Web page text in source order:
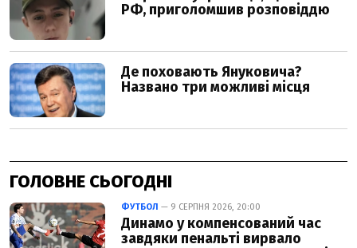
ГОЛОВНЕ СЬОГОДНІ
ФУТБОЛ — 9 СЕРПНЯ 2026, 20:00
Динамо у компенсований час
завдяки пенальті вирвало